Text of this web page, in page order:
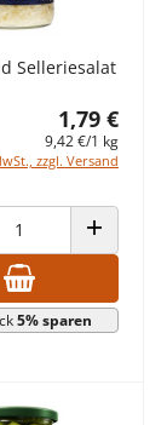
Selleriesalat
1,79 €
9,42 €/1 kg
zzgl. Versand
ANZAHL
5% sparen